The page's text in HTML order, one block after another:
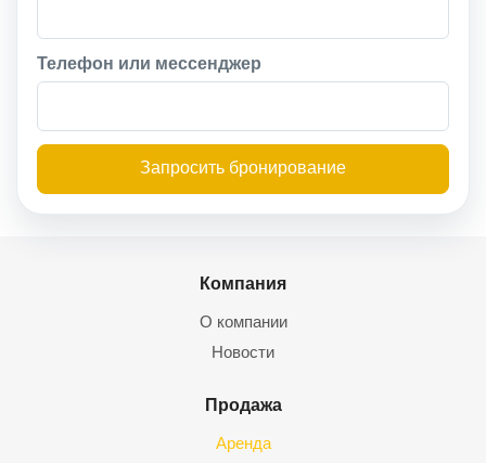
Телефон или мессенджер
Запросить бронирование
Компания
О компании
Новости
Продажа
Аренда